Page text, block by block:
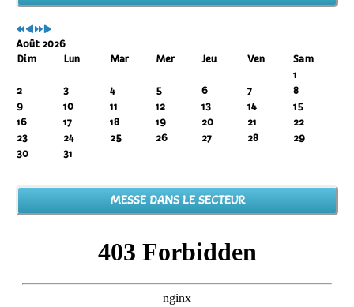
Août 2026
Dim
Lun Mar Mer Jeu Ven
Sam
1
2
3 4 5 6 7
8
9
10 11 12 13 14
15
16
17 18 19 20 21
22
23
24 25 26 27 28
29
30
31
MESSE DANS LE SECTEUR